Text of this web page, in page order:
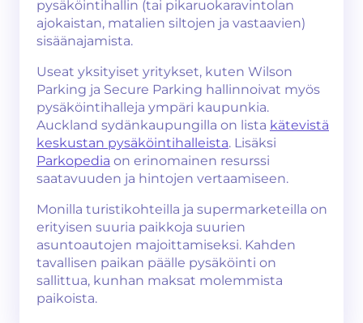
pysäköintihallin (tai pikaruokaravintolan
ajokaistan, matalien siltojen ja vastaavien)
sisäänajamista.
Useat yksityiset yritykset, kuten Wilson
Parking ja Secure Parking hallinnoivat myös
pysäköintihalleja ympäri kaupunkia.
Auckland sydänkaupungilla on lista kätevistä
keskustan pysäköintihalleista. Lisäksi
Parkopedia on erinomainen resurssi
saatavuuden ja hintojen vertaamiseen.
Monilla turistikohteilla ja supermarketeilla on
erityisen suuria paikkoja suurien
asuntoautojen majoittamiseksi. Kahden
tavallisen paikan päälle pysäköinti on
sallittua, kunhan maksat molemmista
paikoista.